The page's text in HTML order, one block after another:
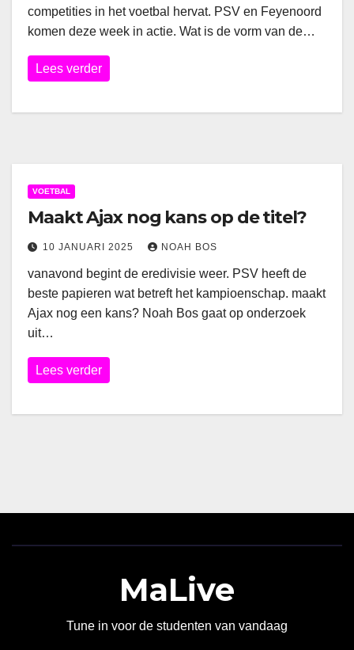
competities in het voetbal hervat. PSV en Feyenoord
komen deze week in actie. Wat is de vorm van de…
Lees verder
VOETBAL
Maakt Ajax nog kans op de titel?
10 JANUARI 2025 NOAH BOS
vanavond begint de eredivisie weer. PSV heeft de
beste papieren wat betreft het kampioenschap. maakt
Ajax nog een kans? Noah Bos gaat op onderzoek
uit…
Lees verder
MaLive
Tune in voor de studenten van vandaag